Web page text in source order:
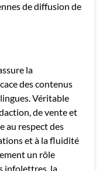
de diffusion de
la
des contenus
Véritable
de vente et
au respect des
et à la fluidité
un rôle
infolettres, la